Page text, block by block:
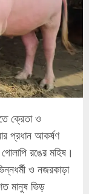
ক্রেতা ও
প্রধান আকর্ষণ
রঙের মহিষ।
ও নজরকাড়া
মানুষ ভিড়